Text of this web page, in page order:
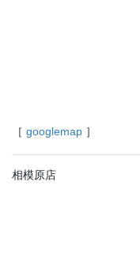
［ googlemap ］
相模原店